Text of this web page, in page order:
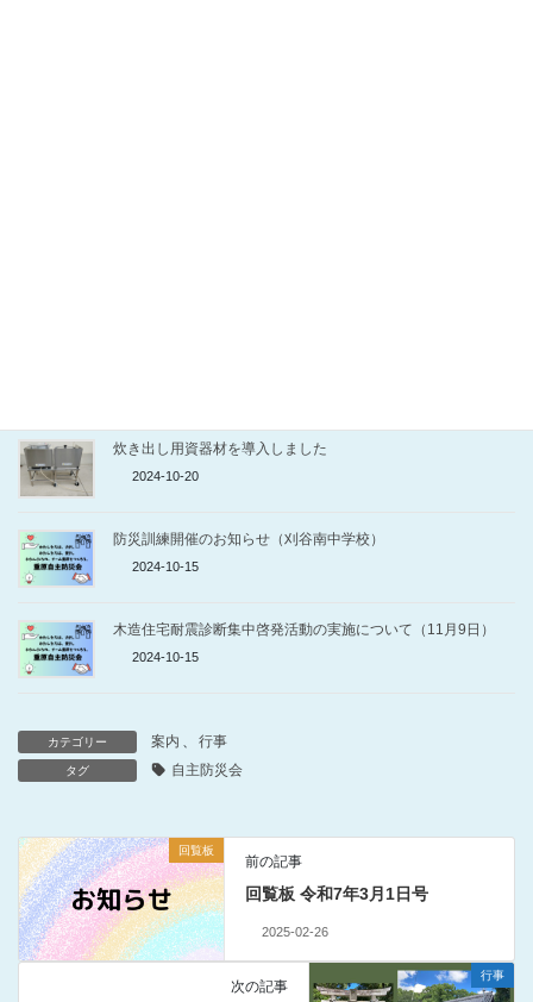
炊き出し用資器材を導入しました
2024-10-20
防災訓練開催のお知らせ（刈谷南中学校）
2024-10-15
木造住宅耐震診断集中啓発活動の実施について（11月9日）
2024-10-15
カテゴリー 案内 行事
タグ 自主防災会
回覧板
前の記事
回覧板 令和7年3月1日号
2025-02-26
行事
次の記事